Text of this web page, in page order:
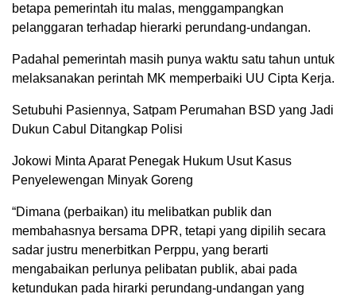
betapa pemerintah itu malas, menggampangkan
pelanggaran terhadap hierarki perundang-undangan.
Padahal pemerintah masih punya waktu satu tahun untuk
melaksanakan perintah MK memperbaiki UU Cipta Kerja.
Setubuhi Pasiennya, Satpam Perumahan BSD yang Jadi
Dukun Cabul Ditangkap Polisi
Jokowi Minta Aparat Penegak Hukum Usut Kasus
Penyelewengan Minyak Goreng
“Dimana (perbaikan) itu melibatkan publik dan
membahasnya bersama DPR, tetapi yang dipilih secara
sadar justru menerbitkan Perppu, yang berarti
mengabaikan perlunya pelibatan publik, abai pada
ketundukan pada hirarki perundang-undangan yang